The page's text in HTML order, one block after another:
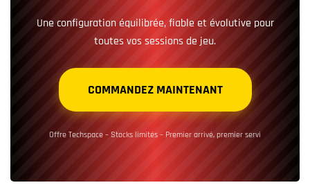
Une configuration équilibrée, fiable et évolutive pour
toutes vos sessions de jeu.
COMMANDEZ MAINTENANT
Offre Techspace – Stocks limités – Premier arrivé, premier servi